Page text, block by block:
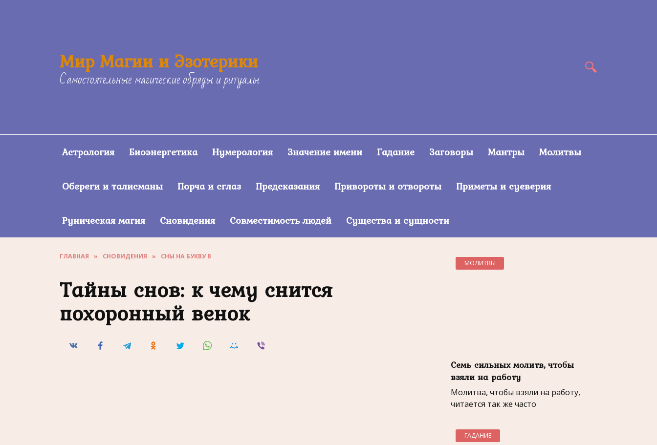
Мир Магии и Эзотерики
Самостоятельные магические обряды и ритуалы
Астрология Биоэнергетика Нумерология Значение имени Гадание Заговоры Мантры Молитвы
Обереги и талисманы Порча и сглаз Предсказания Привороты и отвороты Приметы и суеверия
Руническая магия Сновидения Совместимость людей Существа и сущности
ГЛАВНАЯ » СНОВИДЕНИЯ » СНЫ НА БУКВУ В
Тайны снов: к чему снится
похоронный венок
МОЛИТВЫ
Семь сильных молитв, чтобы
взяли на работу
Молитва, чтобы взяли на работу,
читается так же часто
ГАДАНИЕ